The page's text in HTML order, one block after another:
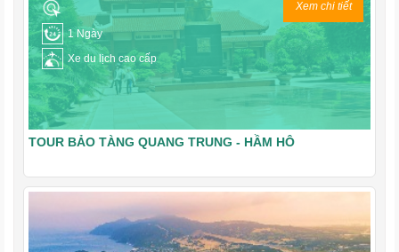
1 Ngày
Xe du lịch cao cấp
Xem chi tiết
TOUR BẢO TÀNG QUANG TRUNG - HẦM HÔ